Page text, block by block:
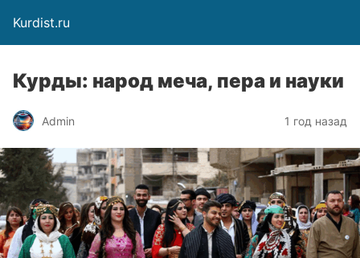
Kurdist.ru
Курды: народ меча, пера и науки
Admin 1 год назад